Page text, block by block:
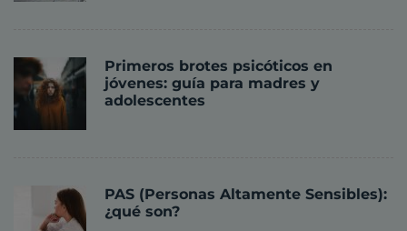
Primeros brotes psicóticos en
jóvenes: guía para madres y
adolescentes
PAS (Personas Altamente Sensibles):
¿qué son?